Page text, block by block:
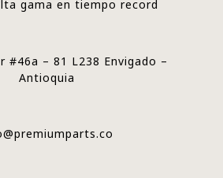
gama en tiempo record
#46a – 81 L238 Envigado –
Antioquia